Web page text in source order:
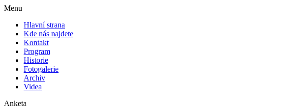
Menu
Hlavní strana
Kde nás najdete
Kontakt
Program
Historie
Fotogalerie
Archiv
Videa
Anketa